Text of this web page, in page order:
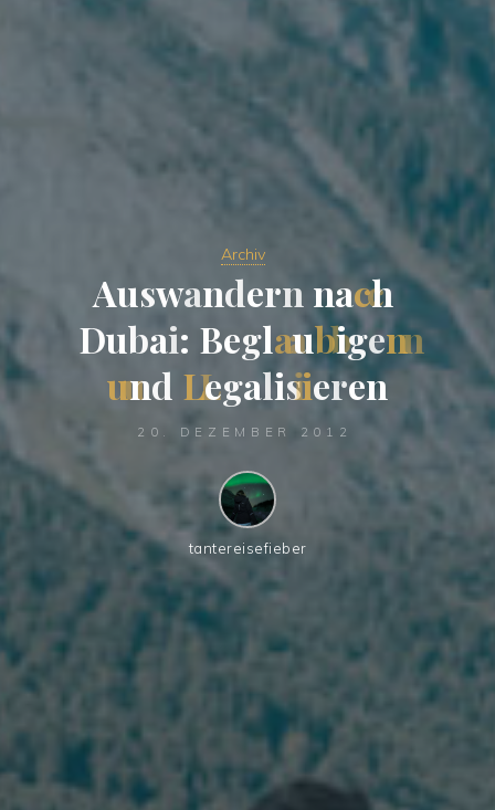
Archiv
Auswandern nach
Dubai: Beglaubigen
und Legalisieren
20. DEZEMBER 2012
tantereisefieber